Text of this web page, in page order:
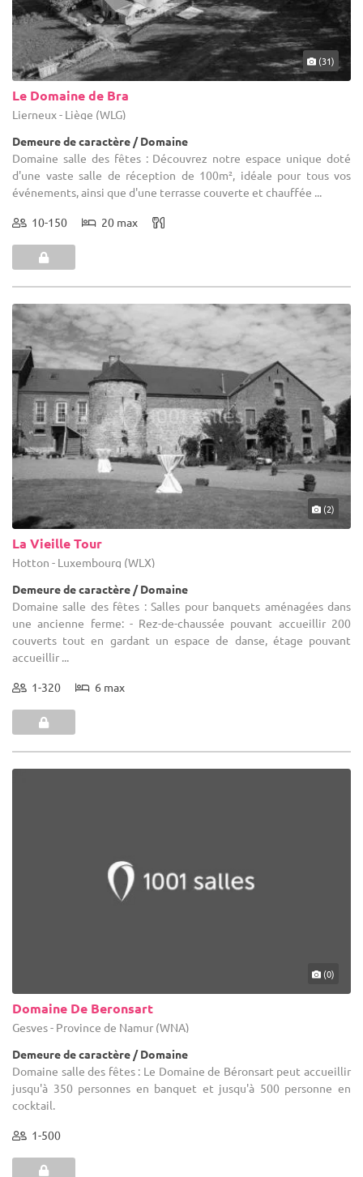
(31)
Le Domaine de Bra
Lierneux - Liège (WLG)
Demeure de caractère / Domaine
Domaine salle des fêtes : Découvrez notre espace unique doté
d'une vaste salle de réception de 100m², idéale pour tous vos
événements, ainsi que d'une terrasse couverte et chauffée ...
10-150 20 max
(2)
La Vieille Tour
Hotton - Luxembourg (WLX)
Demeure de caractère / Domaine
Domaine salle des fêtes : Salles pour banquets aménagées dans
une ancienne ferme: - Rez-de-chaussée pouvant accueillir 200
couverts tout en gardant un espace de danse, étage pouvant
accueillir ...
1-320 6 max
(0)
Domaine De Beronsart
Gesves - Province de Namur (WNA)
Demeure de caractère / Domaine
Domaine salle des fêtes : Le Domaine de Béronsart peut accueillir
jusqu'à 350 personnes en banquet et jusqu'à 500 personne en
cocktail.
1-500